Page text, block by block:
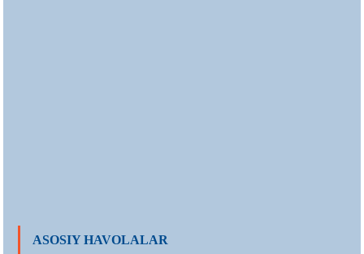
ASOSIY HAVOLALAR